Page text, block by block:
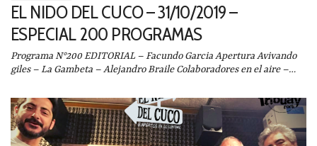
EL NIDO DEL CUCO – 31/10/2019 –
ESPECIAL 200 PROGRAMAS
Programa N°200 EDITORIAL – Facundo Garcia Apertura Avivando
giles – La Gambeta – Alejandro Braile Colaboradores en el aire –…